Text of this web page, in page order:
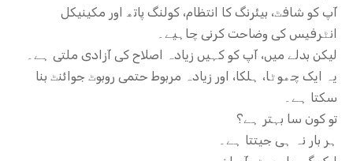
آپ کو شافٹ، بیئرنگ کا انتظام، کولنگ پاتھ اور مکینیکل
انٹرفیس کی وضاحت کرنی چاہیے۔
لیکن بدلے میں، آپ کو کہیں زیادہ اصلاح کی آزادی ملتی ہے۔
یہ ایک چھوٹا، ہلکا، اور زیادہ مربوط حتمی روبوٹ جوائنٹ بنا
سکتا ہے۔
تو کون سا بہتر ہے؟
ہر بار نہ ہی جیتتا ہے۔